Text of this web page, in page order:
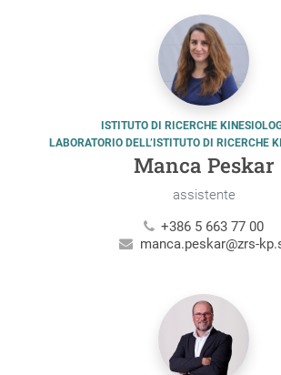
ISTITUTO DI RICERCHE
LABORATORIO DELL’ISTITUTO DI RICERCHE
Manca Peskar
assistente
+386 5 663 77 00
manca.peskar@zrs-